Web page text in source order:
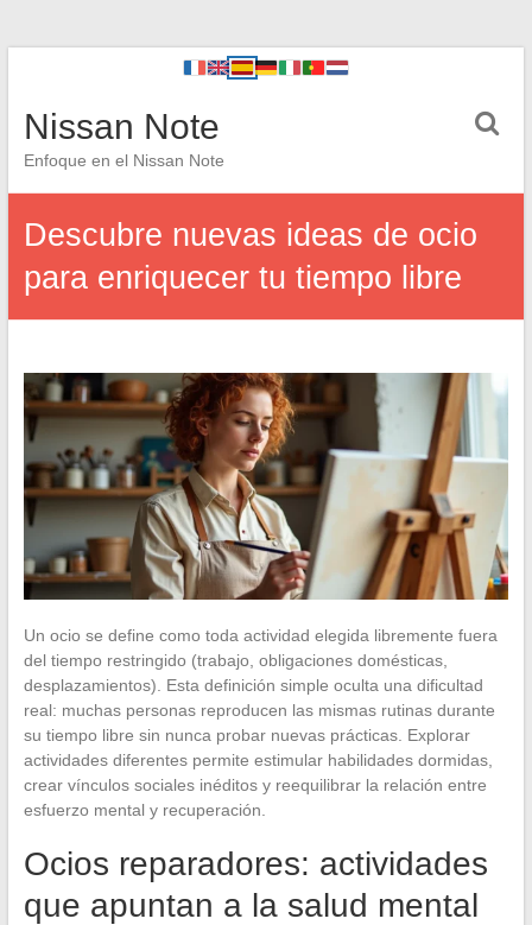
Nissan Note
Enfoque en el Nissan Note
Descubre nuevas ideas de ocio
para enriquecer tu tiempo libre
Un ocio se define como toda actividad elegida libremente fuera
del tiempo restringido (trabajo, obligaciones domésticas,
desplazamientos). Esta definición simple oculta una dificultad
real: muchas personas reproducen las mismas rutinas durante
su tiempo libre sin nunca probar nuevas prácticas. Explorar
actividades diferentes permite estimular habilidades dormidas,
crear vínculos sociales inéditos y reequilibrar la relación entre
esfuerzo mental y recuperación.
Ocios reparadores: actividades
que apuntan a la salud mental